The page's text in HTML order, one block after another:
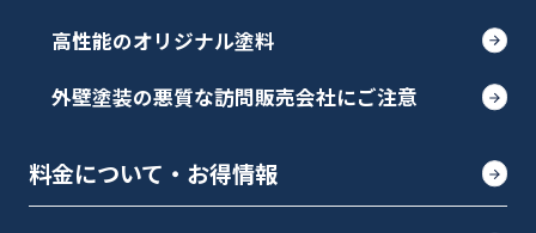
高性能のオリジナル塗料
外壁塗装の悪質な訪問販売会社にご注意
料金について・お得情報